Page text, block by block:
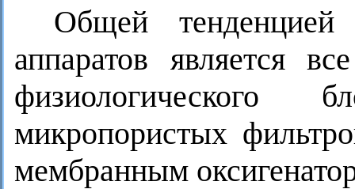
Общей тенденцией
аппаратов является
физиологического
микропористых
мембранным